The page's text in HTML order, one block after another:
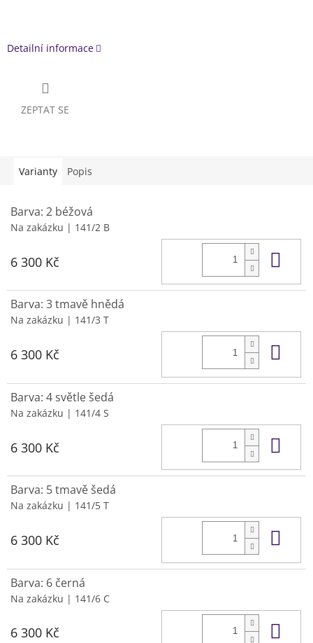
Detailní informace
ZEPTAT SE
Varianty Popis
Barva: 2 béžová
Na zakázku | 141/2 B
6 300 Kč
Barva: 3 tmavě hnědá
Na zakázku | 141/3 T
6 300 Kč
Barva: 4 světle šedá
Na zakázku | 141/4 S
6 300 Kč
Barva: 5 tmavě šedá
Na zakázku | 141/5 T
6 300 Kč
Barva: 6 černá
Na zakázku | 141/6 C
6 300 Kč